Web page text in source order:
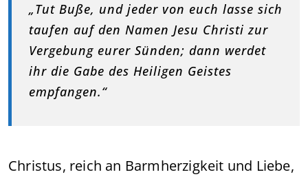
„Tut Buße, und jeder von euch lasse sich
taufen auf den Namen Jesu Christi zur
Vergebung eurer Sünden; dann werdet
ihr die Gabe des Heiligen Geistes
empfangen.“
Christus, reich an Barmherzigkeit und Liebe,